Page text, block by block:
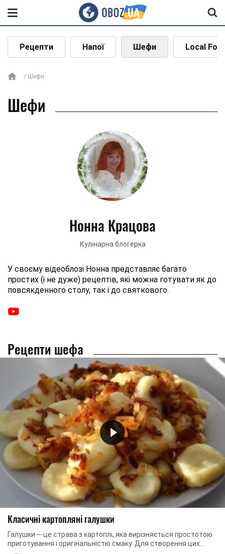
Рецепти Напої Шефи Local
Шефи
Шефи
Нонна Крацова
Кулінарна блогерка
У своєму відеоблозі Нонна представляє багато
простих (і не дуже) рецептів, які можна готувати як до
повсякденного столу, так і до святкового.
Рецепти шефа
Класичні картопляні галушки
Галушки ─ це страва з картоплі, яка вирізняється простотою
приготування і оригінальністю смаку. Для створення цих
смачних картопляних кульок не ...